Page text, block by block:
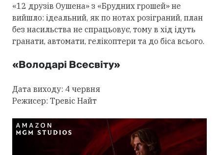
«12 друзів Оушена» з «Брудних грошей» не
вийшло: ідеальний, як по нотах розіграний, план
без насильства не спрацьовує, тому в хід ідуть
гранати, автомати, гелікоптери та до біса всього.
«Володарі Всесвіту»
Дата виходу: 4 червня
Режисер: Тревіс Найт